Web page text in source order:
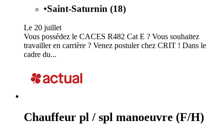
•Saint-Saturnin (18)
Le 20 juillet
Vous possédez le CACES R482 Cat E ? Vous souhaitez
travailler en carrière ? Venez postuler chez CRIT ! Dans le
cadre du...
Chauffeur pl / spl manoeuvre (F/H)